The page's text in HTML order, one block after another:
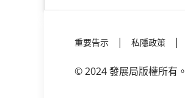
重要告示 | 私隱政策 |
©2024發展局版權所有。